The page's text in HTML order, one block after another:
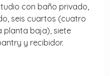
con baño privado,
seis cuartos (cuatro
planta baja), siete
y recibidor.